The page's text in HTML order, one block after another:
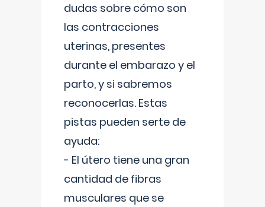
dudas sobre cómo son
las contracciones
uterinas, presentes
durante el embarazo y el
parto, y si sabremos
reconocerlas. Estas
pistas pueden serte de
ayuda:
- El útero tiene una gran
cantidad de fibras
musculares que se